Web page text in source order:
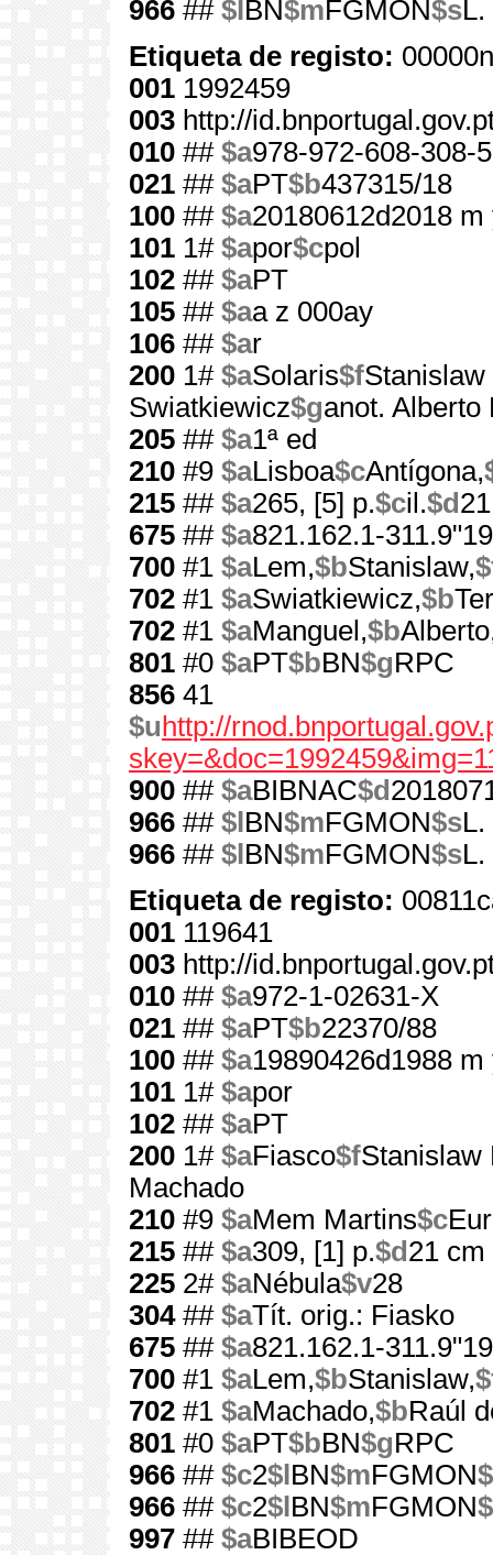
966 ## $l BN$mFGMON$s
Etiqueta de registo:
001 1992459
003 http://
010 ## $a978-972-608-308-5
021 ## $aPT$b437315/18
100 ## $a20180612d2018
101 1# $apor$cpol
102 ## $aPT
105 ## $aa z 000ay
106 ## $ar
200 1# $aSolaris$fStanislaw
Swiatkiewicz$ganot. Alberto
205 ## $a1ª ed
210 #9 $aLisboa$cAntígona,
215 ## $a265, [5] p.$cil.$d
675 ## $a821.162.1-
700 #1 $aLem,$bStanislaw,
702 #1 $aSwiatkiewicz,$b
702 #1 $aManguel,$b
801 #0 $aPT$bBN$gRPC
856 41
$u http://
900 ## $aBIBNAC$d
966 ## $l BN$mFGMON$sL.
966 ## $l BN$mFGMON$sL.
Etiqueta de registo:
001 119641
003 http://
010 ## $a972-1-02631-X
021 ## $aPT$b22370/88
100 ## $a19890426d1988
101 1# $apor
102 ## $aPT
200 1# $aFiasco$fStanislaw
Machado
210 #9 $aMem Martins$c
215 ## $a309, [1] p.$d 21 cm
225 2# $aNébula$v28
304## $aTít. orig.: Fiasko
675 ## $a821.162.1-
700 #1 $aLem,$bStanislaw,
702 #1 $aMachado,$bRaúl
801 #0 $aPT$bBN$gRPC
966 ## $c2$l BN$mFGMON
966 ## $c2$l BN$mFGMON
997 ## $aBIBEOD